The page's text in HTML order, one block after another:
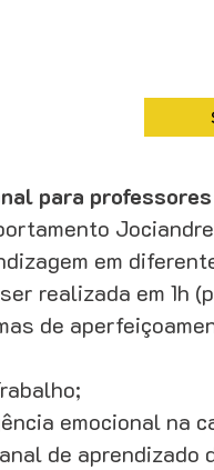
para professores
em
realizada em 1h
de
emocional na
de aprendizado